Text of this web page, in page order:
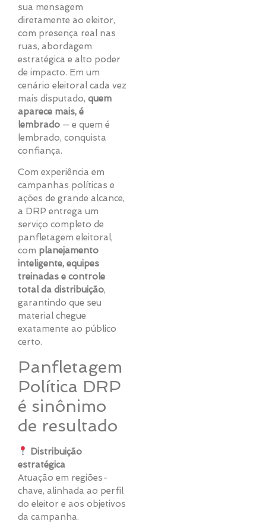
sua mensagem
diretamente ao eleitor,
com presença real nas
ruas, abordagem
estratégica e alto poder
de impacto. Em um
cenário eleitoral cada vez
mais disputado, quem
aparece mais, é
lembrado — e quem é
lembrado, conquista
confiança.
Com experiência em
campanhas políticas e
ações de grande alcance,
a DRP entrega um
serviço completo de
panfletagem eleitoral,
com planejamento
inteligente, equipes
treinadas e controle
total da distribuição,
garantindo que seu
material chegue
exatamente ao público
certo.
Panfletagem
Política DRP
é sinônimo
de resultado
Distribuição
estratégica
Atuação em regiões-
chave, alinhada ao perfil
do eleitor e aos objetivos
da campanha.